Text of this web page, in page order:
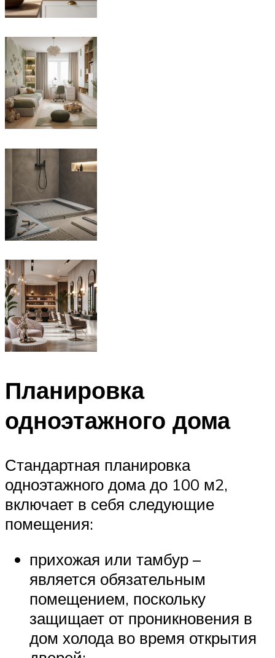
Планировка
одноэтажного дома
Стандартная планировка
одноэтажного дома до 100 м2,
включает в себя следующие
помещения:
прихожая или тамбур –
является обязательным
помещением, поскольку
защищает от проникновения в
дом холода во время открытия